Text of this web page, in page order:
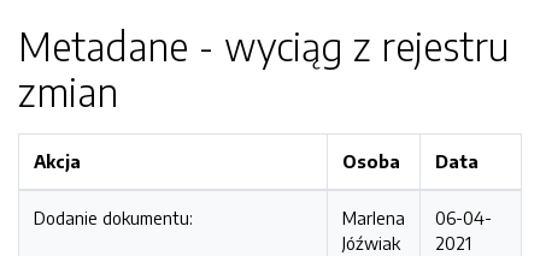
Metadane - wyciąg z rejestru
zmian
Akcja Osoba Data
Dodanie dokumentu:
Marlena
Jóźwiak
06-04-
2021